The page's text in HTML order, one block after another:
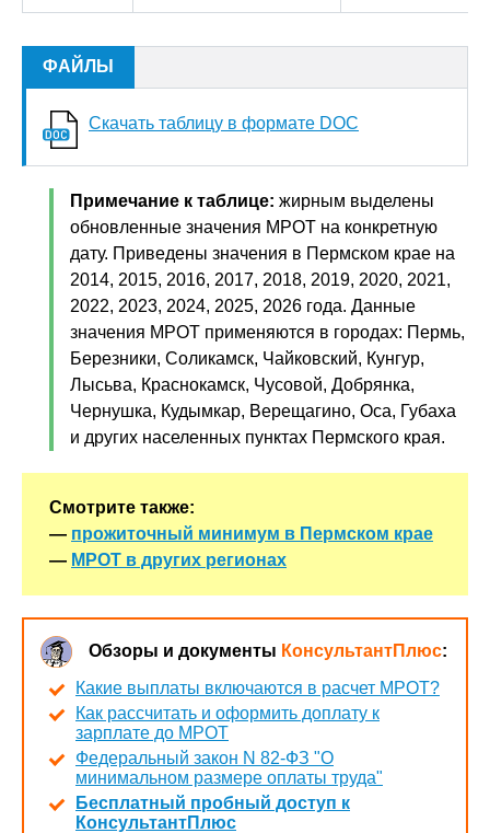
ФАЙЛЫ
Скачать таблицу в формате DOC
Примечание к таблице: жирным выделены
обновленные значения МРОТ на конкретную
дату. Приведены значения в Пермском крае на
2014, 2015, 2016, 2017, 2018, 2019, 2020, 2021,
2022, 2023, 2024, 2025, 2026 года. Данные
значения МРОТ применяются в городах: Пермь,
Березники, Соликамск, Чайковский, Кунгур,
Лысьва, Краснокамск, Чусовой, Добрянка,
Чернушка, Кудымкар, Верещагино, Оса, Губаха
и других населенных пунктах Пермского края.
Смотрите также:
— прожиточный минимум в Пермском крае
— МРОТ в других регионах
Обзоры и документы КонсультантПлюс:
Какие выплаты включаются в расчет МРОТ?
Как рассчитать и оформить доплату к
зарплате до МРОТ
Федеральный закон N 82-ФЗ "О
минимальном размере оплаты труда"
Бесплатный пробный доступ к
КонсультантПлюс